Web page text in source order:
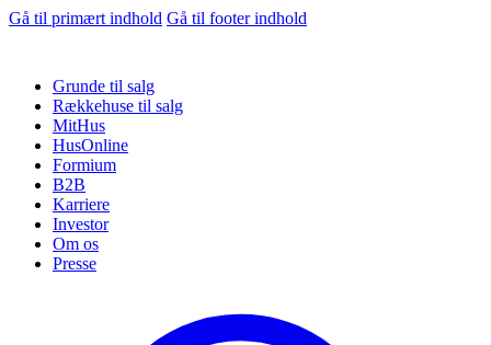
Gå til primært indhold Gå til footer indhold
Grunde til salg
Rækkehuse til salg
MitHus
HusOnline
Formium
B2B
Karriere
Investor
Om os
Presse